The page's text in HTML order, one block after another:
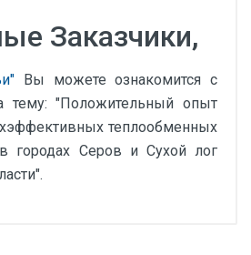
Заказчики,
Вы можете ознакомится с
тему: "Положительный опыт
теплообменных
городах Серов и Сухой лог